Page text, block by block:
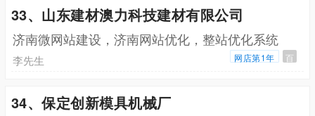
33、山东建材澳力科技建材有限公司
济南微网站建设，济南网站优化，整站优化系统
李先生 网店第1年 百
34、保定创新模具机械厂